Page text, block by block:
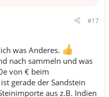
#17
was Anderes.
nach sammeln und was
von € beim
gerade der Sandstein
aus z.B. Indien